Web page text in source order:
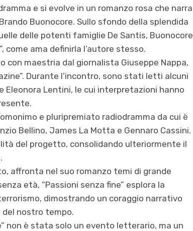
e si evolve in un romanzo rosa che narra
Buonocore. Sullo sfondo della splendida
delle potenti famiglie De Santis, Buonocore
come ama definirla l’autore stesso.
maestria dal giornalista Giuseppe Nappa,
Durante l’incontro, sono stati letti alcuni
Eleonora Lentini, le cui interpretazioni hanno
e pluripremiato radiodramma da cui è
Bellino, James La Motta e Gennaro Cassini.
del progetto, consolidando ulteriormente il
affronta nel suo romanzo temi di grande
età, “Passioni senza fine” esplora la
dimostrando un coraggio narrativo
del nostro tempo.
non è stata solo un evento letterario, ma un